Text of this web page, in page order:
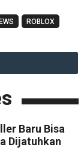
ROBLOX
Baru Bisa
Dijatuhkan